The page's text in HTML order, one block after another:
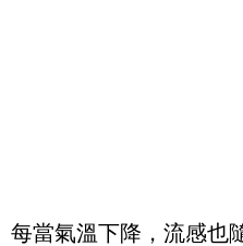
每當氣溫下降，流感也